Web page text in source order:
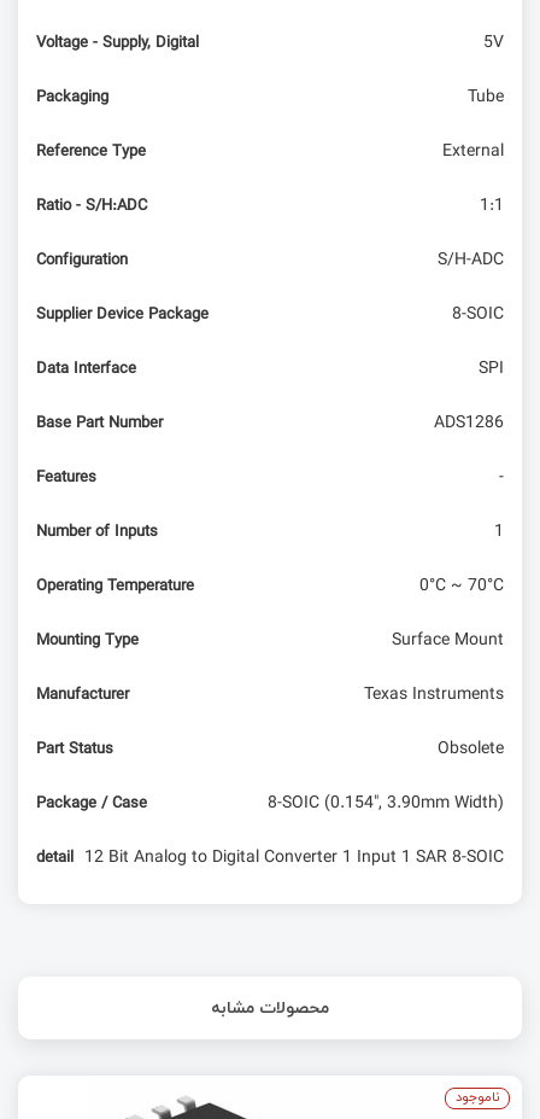
Voltage - Supply, Digital 5V
Packaging Tube
Reference Type External
Ratio - S/H:ADC 1:1
Configuration S/H-ADC
Supplier Device Package 8-SOIC
Data Interface SPI
Base Part Number ADS1286
Features -
Number of Inputs 1
Operating Temperature 0°C ~ 70°C
Mounting Type Surface Mount
Manufacturer Texas Instruments
Part Status Obsolete
Package / Case 8-SOIC (0.154", 3.90mm Width)
detail 12 Bit Analog to Digital Converter 1 Input 1 SAR 8-SOIC
محصولات مشابه
ناموجود